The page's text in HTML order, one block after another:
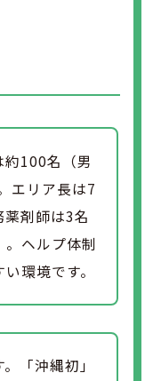
100名（男
エリア長は7
剤師は3名
ヘルプ体制
環境です。
「沖縄初」